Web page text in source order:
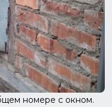
номере с окном.